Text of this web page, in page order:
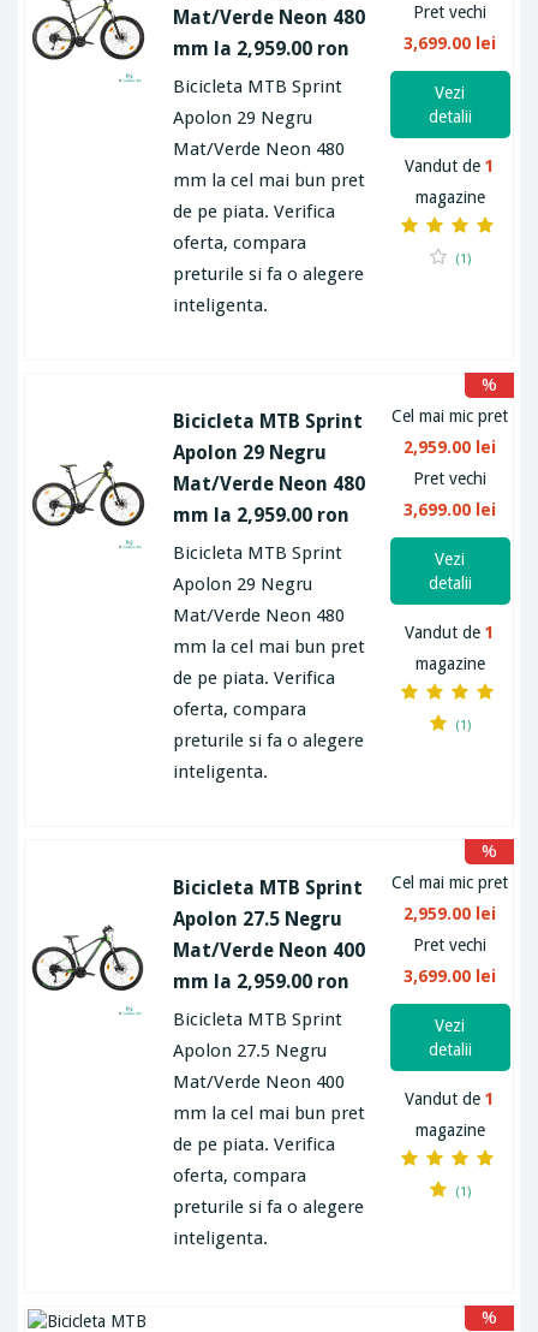
Mat/Verde Neon 480
mm la 2,959.00 ron
Bicicleta MTB Sprint
Apolon 29 Negru
Mat/Verde Neon 480
mm la cel mai bun pret
de pe piata. Verifica
oferta, compara
preturile si fa o alegere
inteligenta.
Pret vechi
3,699.00 lei
Vezi
detalii
Vandut de1
magazine
(1)
Bicicleta MTB Sprint
Apolon 29 Negru
Mat/Verde Neon 480
mm la 2,959.00 ron
Bicicleta MTB Sprint
Apolon 29 Negru
Mat/Verde Neon 480
mm la cel mai bun pret
de pe piata. Verifica
oferta, compara
preturile si fa o alegere
inteligenta.
Cel mai mic pret
2,959.00 lei
Pret vechi
3,699.00 lei
%
Vezi
detalii
Vandut de1
magazine
(1)
Bicicleta MTB Sprint
Apolon 27.5 Negru
Mat/Verde Neon 400
mm la 2,959.00 ron
Bicicleta MTB Sprint
Apolon 27.5 Negru
Mat/Verde Neon 400
mm la cel mai bun pret
de pe piata. Verifica
oferta, compara
preturile si fa o alegere
inteligenta.
Cel mai mic pret
2,959.00 lei
Pret vechi
3,699.00 lei
%
Vezi
detalii
Vandut de1
magazine
(1)
%